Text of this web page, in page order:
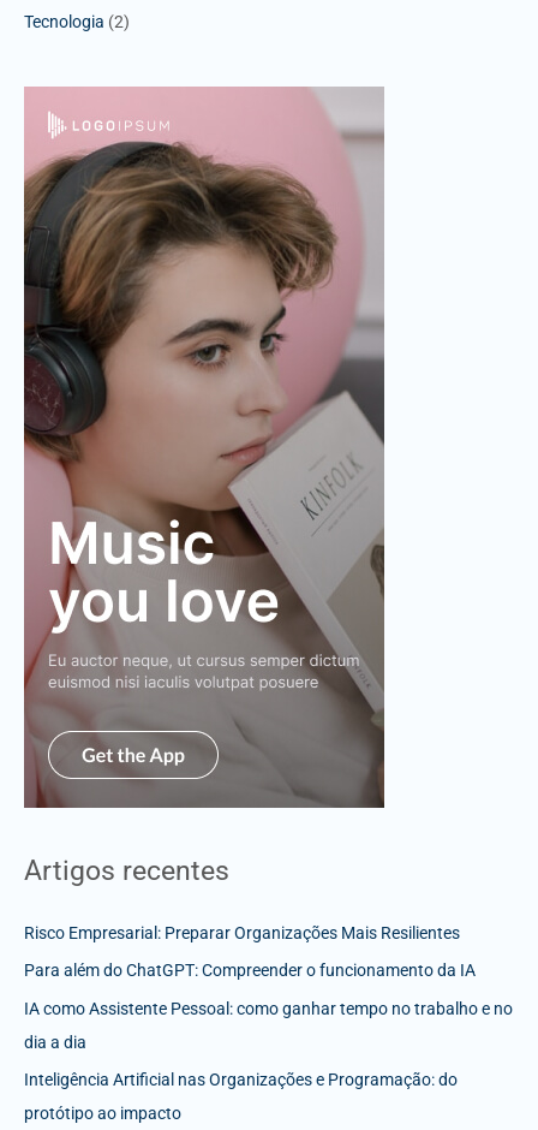
Tecnologia (2)
Artigos recentes
Risco Empresarial: Preparar Organizações Mais Resilientes
Para além do ChatGPT: Compreender o funcionamento da IA
IA como Assistente Pessoal: como ganhar tempo no trabalho e no
dia a dia
Inteligência Artificial nas Organizações e Programação: do
protótipo ao impacto